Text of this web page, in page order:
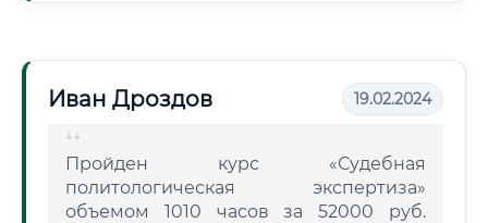
Иван Дроздов 19.02.2024
Пройден курс «Судебная
политологическая экспертиза»
объемом 1010 часов за 52000 руб.